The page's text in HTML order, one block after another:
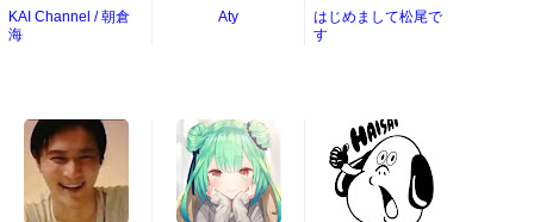
KAI Channel / 朝倉
海
Aty
はじめまして松尾で
す